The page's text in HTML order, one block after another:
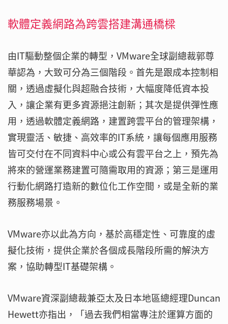
軟體定義網路為跨雲搭建溝通橋樑
由IT驅動整個企業的轉型，VMware全球副總裁郭尊
華認為，大致可分為三個階段。首先是跟成本控制相
關，透過虛擬化與超融合技術，大幅度降低資本投
入，讓企業有更多資源挹注創新；其次是提供彈性應
用，透過軟體定義網路，建置跨雲平台的管理架構，
實現靈活、敏捷、高效率的IT系統，讓每個應用服務
皆可交付在不同資料中心或公有雲平台之上，預先為
將來的營運業務建置可隨需取用的資源；第三是運用
行動化網路打造新的數位化工作空間，或是全新的業
務服務場景。
VMware亦以此為方向，基於高穩定性、可靠度的虛
擬化技術，提供企業於各個成長階段所需的解決方
案，協助轉型IT基礎架構。
VMware資深副總裁兼亞太及日本地區總經理Duncan
Hewett亦指出，「過去我們相當專注於運算方面的